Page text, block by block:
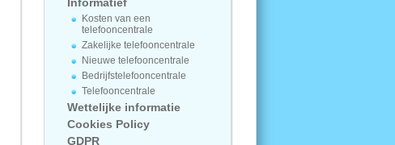
Kosten van een
telefooncentrale
Zakelijke telefooncentrale
Nieuwe telefooncentrale
Bedrijfstelefooncentrale
Telefooncentrale
Wettelijke informatie
Cookies Policy
GDPR